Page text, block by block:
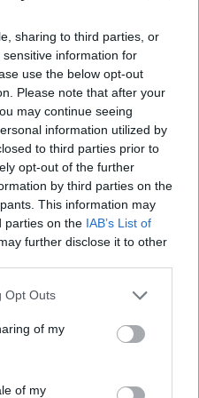
sharing to third parties, or
information for
use the below opt-out
Please note that after your
may continue seeing
information utilized by
to third parties prior to
opt-out of the further
by third parties on the
This information may
parties on the IAB’s List of
further disclose it to other
uses one or more Google
behaviour. You may click to
and its third-party tags to
purposes in below Google
Opt Outs
of my
of my